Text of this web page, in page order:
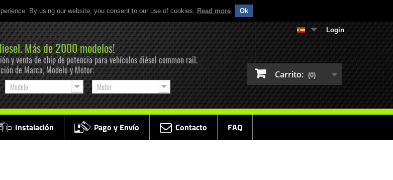
By using our website, you consent to our use of cookies. Read more. Ok
Login
Carrito: (0)
Más de 2000 modelos!
y venta de chip de potencia para vehículos diésel common rail.
de Marca, Modelo y Motor:
Modelo Motor
Instalación Pago y Envío Contacto FAQ